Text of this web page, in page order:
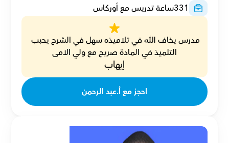
331ساعة تدريس مع أوركاس
التلميذ في المادة صريح مع ولي الامى
إيهاب
احجز مع أ.عبد الرحمن